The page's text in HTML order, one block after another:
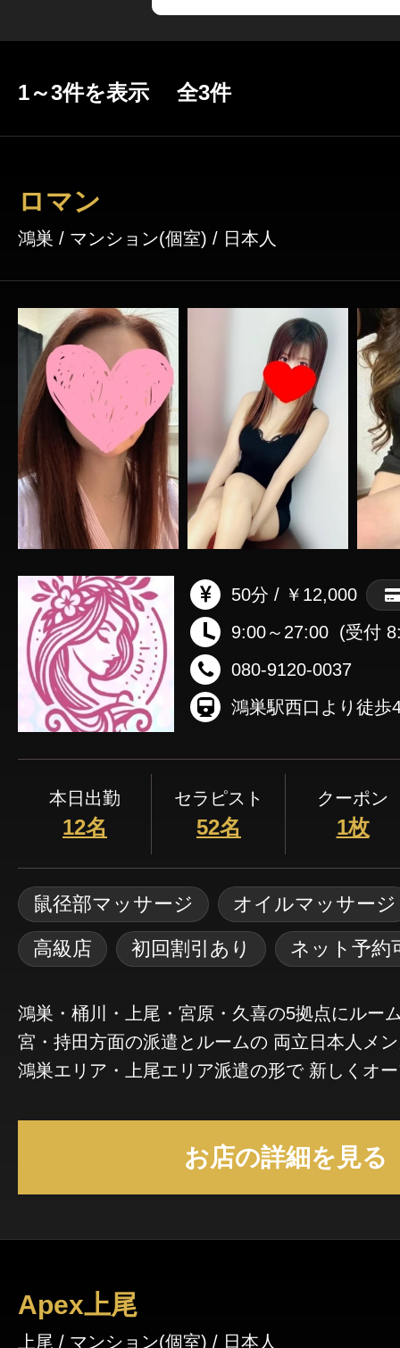
神奈川 埼玉
茨城 栃木
ギャラリー
1～3件を表示 全3件
ロマン
鴻巣 / マンション(個室) / 日本人
50分 / ￥12,000
9:00～27:00 (受付
080-9120-0037
鴻巣駅西口より徒歩
本日出勤
12名
セラピスト
52名
クーポン
1枚
鼠径部マッサージ
オイルマッサージ
高級店
初回割引あり ネット予約
鴻巣・桶川・上尾・宮原・久喜の5拠点にルー
宮・持田方面の派遣とルームの 両立日本人メ
鴻巣エリア・上尾エリア派遣の形で 新しくオー
徒歩5分 最寄りパーキングより徒歩5分 過去の上尾と鴻巣を運営し
所存です 末永く宜しくお願いいたします
お店の詳細を見る
Apex上尾
上尾 / マンション(個室) / 日本人